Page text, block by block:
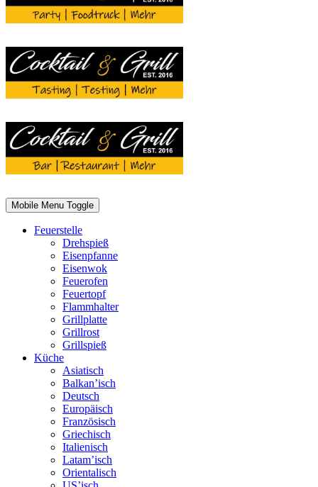
Mobile Menu Toggle
Feuerstelle
Drehspieß
Eisenpfanne
Eisenwok
Feuerofen
Feuertopf
Flammhalter
Grillplatte
Grillrost
Grillspieß
Küche
Asiatisch
Balkan’isch
Deutsch
Europäisch
Französisch
Griechisch
Italienisch
Latam’isch
Orientalisch